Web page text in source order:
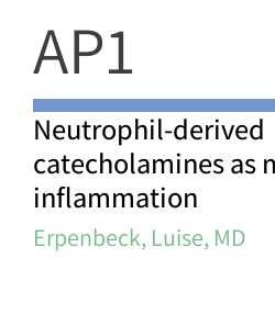
AP1
Neutrophil-derived
catecholamines as
inflammation
Erpenbeck, Luise, MD